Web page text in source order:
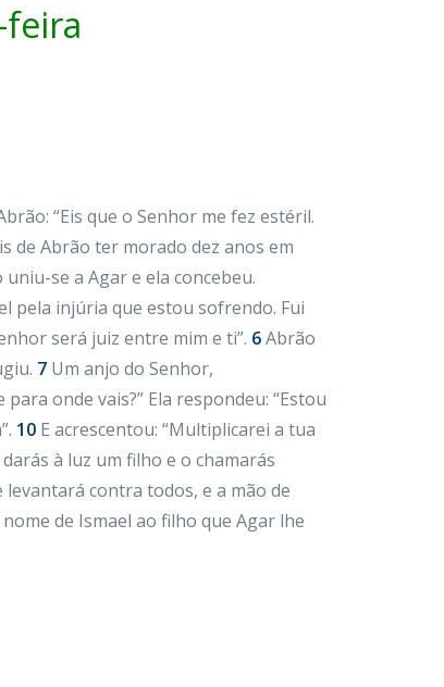
“Eis que o Senhor me fez estéril.
de Abrão ter morado dez anos em
se a Agar e ela concebeu.
pela injúria que estou sofrendo. Fui
será juiz entre mim e ti”. 6Abrão
7 Um anjo do Senhor,
onde vais?” Ela respondeu: “Estou
10 E acrescentou: “Multiplicarei a tua
à luz um filho e o chamarás
contra todos, e a mão de
de Ismael ao filho que Agar lhe